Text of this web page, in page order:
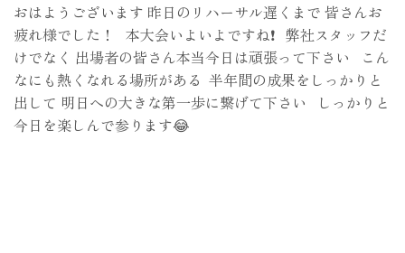
おはようございます 昨日のリハーサル遅くまで 皆さんお
疲れ様でした！ 本大会いよいよですね❗️ 弊社スタッフだ
けでなく 出場者の皆さん本当今日は頑張って下さい こん
なにも熱くなれる場所がある 半年間の成果をしっかりと
出して 明日への大きな第一歩に繋げて下さい しっかりと
今日を楽しんで参ります😂